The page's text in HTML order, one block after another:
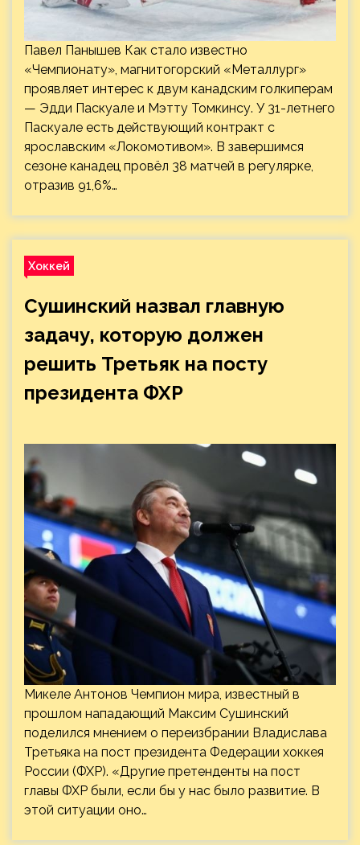
Павел Панышев Как стало известно
«Чемпионату», магнитогорский «Металлург»
проявляет интерес к двум канадским голкиперам
— Эдди Паскуале и Мэтту Томкинсу. У 31-летнего
Паскуале есть действующий контракт с
ярославским «Локомотивом». В завершимся
сезоне канадец провёл 38 матчей в регулярке,
отразив 91,6%…
Хоккей
Сушинский назвал главную
задачу, которую должен
решить Третьяк на посту
президента ФХР
Микеле Антонов Чемпион мира, известный в
прошлом нападающий Максим Сушинский
поделился мнением о переизбрании Владислава
Третьяка на пост президента Федерации хоккея
России (ФХР). «Другие претенденты на пост
главы ФХР были, если бы у нас было развитие. В
этой ситуации оно…